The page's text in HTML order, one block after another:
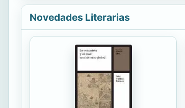
Novedades Literarias